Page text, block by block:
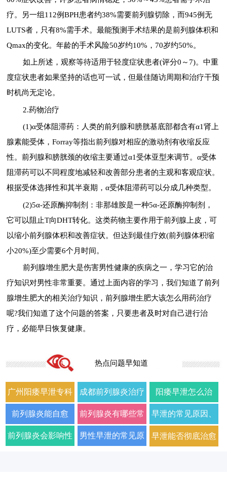
疗。另一组112例BPH患者约38%需要前列腺切除，而945例无
LUTS者，只有8%需手术。最能预测手术结果的是前列腺体积和
Qmax的变化。年龄的手术风险50岁约10%，70岁约50%。
如上所述，观察等待适用于轻度症状患者(评分0～7)。中重
度症状患者如果坚持的话也可一试，但最佳随访周期和治疗干预
时机尚无定论。
2.药物治疗
(1)α受体阻滞药：人类的前列腺和膀胱基底部都含有α1肾上
腺素能受体，Forray等指出前列腺对相应的激动剂有收缩反应
性。前列腺和膀胱颈的收缩主要通过α1受体亚型来调节。α受体
阻滞药可以不同程度地减轻和改善部分患者的主观和客观症状。
根据受体选择性和其半衰期，α受体阻滞药可以分成几种类型。
(2)5α-还原酶抑制剂：非那雄胺是一种5α-还原酶抑制剂，
它可以阻止T向DHT转化。这类药物主要作用于前列腺上皮，可
以缩小前列腺体积和改善症状。但达到最佳疗效(前列腺体积缩
小20%)至少需要6个月时间。
前列腺增生肥大是伤害男性健康的疾病之一，学习它的治
疗知识对男性非常重要。通过上面内容的学习，我们知道了前列
腺增生肥大的相关治疗知识，前列腺增生肥大该怎么用药治疗
呢?我们知道了这个问题的答案，只要患者及时对自己进行治
疗，必能早日恢复健康。
热点问题早知道
广州阳痿早泄专科
门诊哪家好正规男
科医院排名
成都前列腺炎治疗
哪家男科医院好
2026年口碑推荐
阳痿早泄怎么治
疗？2026年男科专
家详解病因与科学
前列腺炎能自愈
吗？2026年科学治
前列腺炎有哪些常
见症状以及如何科
早泄的常见原因、
症状及改善方法全
前列腺炎会影响性 男性早泄的常见原 早泄能否彻底治愈